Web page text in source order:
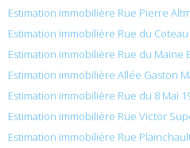
Estimation immobilière Rue Pierre
Estimation immobilière Rue du
Estimation immobilière Rue du Maine
Estimation immobilière Allée Gaston
Estimation immobilière Rue du 8 Mai
Estimation immobilière Rue Victor
Estimation immobilière Rue